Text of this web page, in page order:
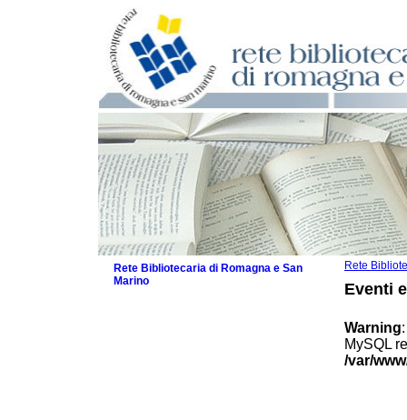
Rete
Eventi
Warning
MySQL
/var/
Rete Bibliotecaria di Romagna e San
Marino